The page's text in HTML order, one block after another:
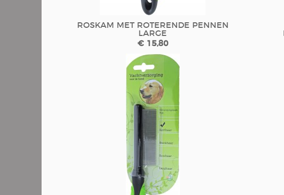
ROSKAM MET ROTERENDE PENNEN
LARGE
€ 15,80